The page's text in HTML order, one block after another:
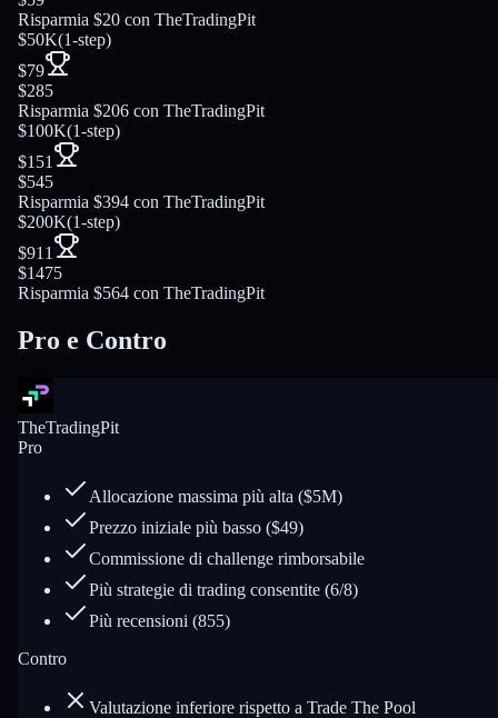
Risparmia $20 con TheTradingPit
$50K(1-step)
$79
$285
Risparmia $206 con TheTradingPit
$100K(1-step)
$151
$545
Risparmia $394 con TheTradingPit
$200K(1-step)
$911
$1475
Risparmia $564 con TheTradingPit
Pro e Contro
TheTradingPit
Pro
Allocazione massima più alta ($5M)
Prezzo iniziale più basso ($49)
Commissione di challenge rimborsabile
Più strategie di trading consentite (6/8)
Più recensioni (855)
Contro
Valutazione inferiore rispetto a Trade The Pool